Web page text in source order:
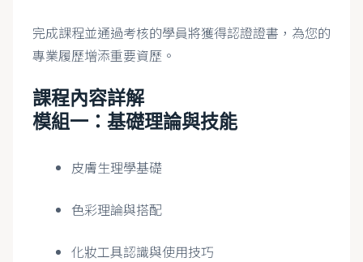
完成課程並通過考核的學員將獲得認證證書，為您的
專業履歷增添重要資歷。
課程內容詳解
模組一：基礎理論與技能
皮膚生理學基礎
色彩理論與搭配
化妝工具認識與使用技巧